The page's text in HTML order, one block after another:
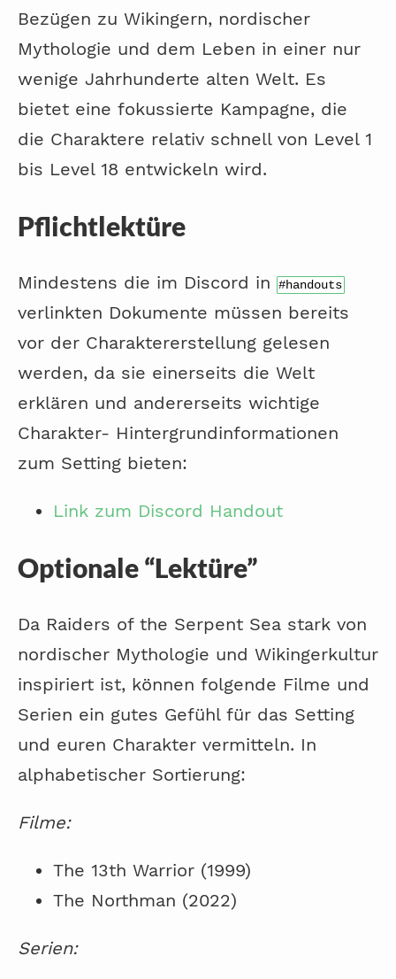
Bezügen zu Wikingern, nordischer
Mythologie und dem Leben in einer nur
wenige Jahrhunderte alten Welt. Es
bietet eine fokussierte Kampagne, die
die Charaktere relativ schnell von Level 1
bis Level 18 entwickeln wird.
Pflichtlektüre
Mindestens die im Discord in #handouts
verlinkten Dokumente müssen bereits
vor der Charaktererstellung gelesen
werden, da sie einerseits die Welt
erklären und andererseits wichtige
Charakter- Hintergrundinformationen
zum Setting bieten:
Link zum Discord Handout
Optionale “Lektüre”
Da Raiders of the Serpent Sea stark von
nordischer Mythologie und Wikingerkultur
inspiriert ist, können folgende Filme und
Serien ein gutes Gefühl für das Setting
und euren Charakter vermitteln. In
alphabetischer Sortierung:
Filme:
The 13th Warrior (1999)
The Northman (2022)
Serien: